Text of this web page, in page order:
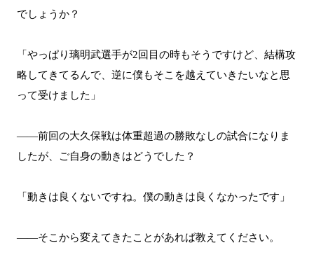
でしょうか？
「やっぱり璃明武選手が2回目の時もそうですけど、結構攻
略してきてるんで、逆に僕もそこを越えていきたいなと思
って受けました」
――前回の大久保戦は体重超過の勝敗なしの試合になりま
したが、ご自身の動きはどうでした？
「動きは良くないですね。僕の動きは良くなかったです」
――そこから変えてきたことがあれば教えてください。